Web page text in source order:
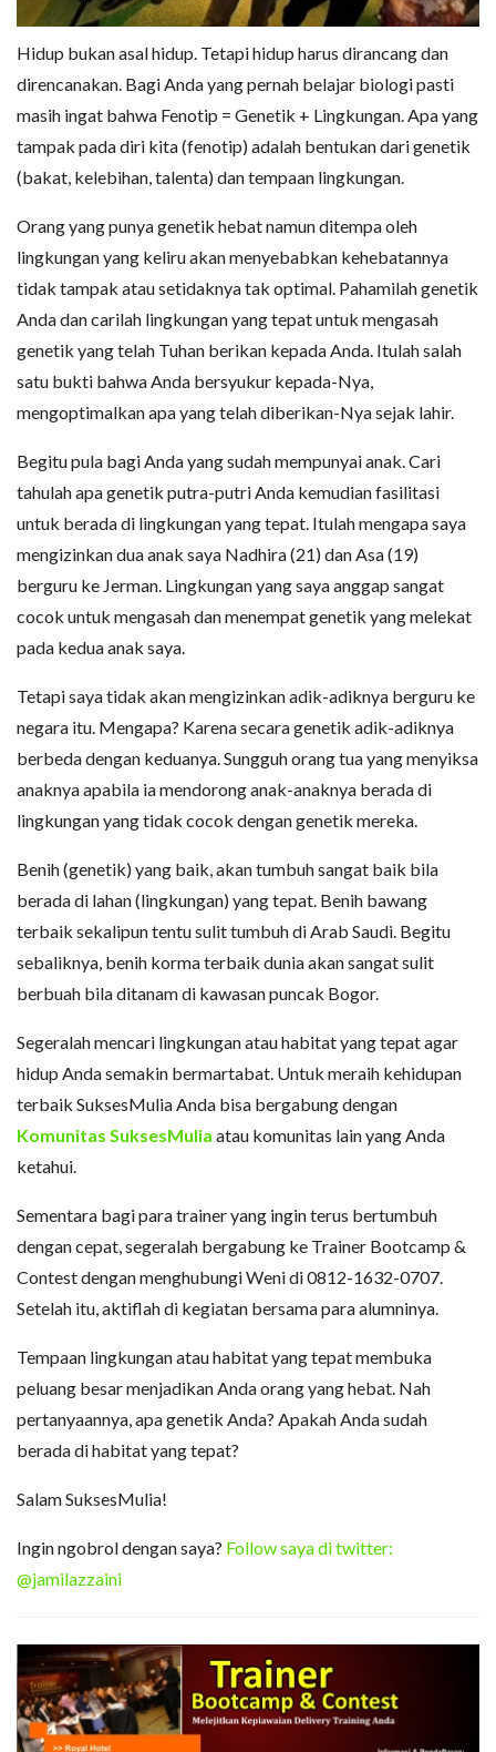
Hidup bukan asal hidup. Tetapi hidup harus dirancang dan
direncanakan. Bagi Anda yang pernah belajar biologi pasti
masih ingat bahwa Fenotip = Genetik + Lingkungan. Apa yang
tampak pada diri kita (fenotip) adalah bentukan dari genetik
(bakat, kelebihan, talenta) dan tempaan lingkungan.
Orang yang punya genetik hebat namun ditempa oleh
lingkungan yang keliru akan menyebabkan kehebatannya
tidak tampak atau setidaknya tak optimal. Pahamilah genetik
Anda dan carilah lingkungan yang tepat untuk mengasah
genetik yang telah Tuhan berikan kepada Anda. Itulah salah
satu bukti bahwa Anda bersyukur kepada-Nya,
mengoptimalkan apa yang telah diberikan-Nya sejak lahir.
Begitu pula bagi Anda yang sudah mempunyai anak. Cari
tahulah apa genetik putra-putri Anda kemudian fasilitasi
untuk berada di lingkungan yang tepat. Itulah mengapa saya
mengizinkan dua anak saya Nadhira (21) dan Asa (19)
berguru ke Jerman. Lingkungan yang saya anggap sangat
cocok untuk mengasah dan menempat genetik yang melekat
pada kedua anak saya.
Tetapi saya tidak akan mengizinkan adik-adiknya berguru ke
negara itu. Mengapa? Karena secara genetik adik-adiknya
berbeda dengan keduanya. Sungguh orang tua yang menyiksa
anaknya apabila ia mendorong anak-anaknya berada di
lingkungan yang tidak cocok dengan genetik mereka.
Benih (genetik) yang baik, akan tumbuh sangat baik bila
berada di lahan (lingkungan) yang tepat. Benih bawang
terbaik sekalipun tentu sulit tumbuh di Arab Saudi. Begitu
sebaliknya, benih korma terbaik dunia akan sangat sulit
berbuah bila ditanam di kawasan puncak Bogor.
Segeralah mencari lingkungan atau habitat yang tepat agar
hidup Anda semakin bermartabat. Untuk meraih kehidupan
terbaik SuksesMulia Anda bisa bergabung dengan
Komunitas SuksesMulia atau komunitas lain yang Anda
ketahui.
Sementara bagi para trainer yang ingin terus bertumbuh
dengan cepat, segeralah bergabung ke Trainer Bootcamp &
Contest dengan menghubungi Weni di 0812-1632-0707.
Setelah itu, aktiflah di kegiatan bersama para alumninya.
Tempaan lingkungan atau habitat yang tepat membuka
peluang besar menjadikan Anda orang yang hebat. Nah
pertanyaannya, apa genetik Anda? Apakah Anda sudah
berada di habitat yang tepat?
Salam SuksesMulia!
Ingin ngobrol dengan saya? Follow saya di twitter:
@jamilazzaini